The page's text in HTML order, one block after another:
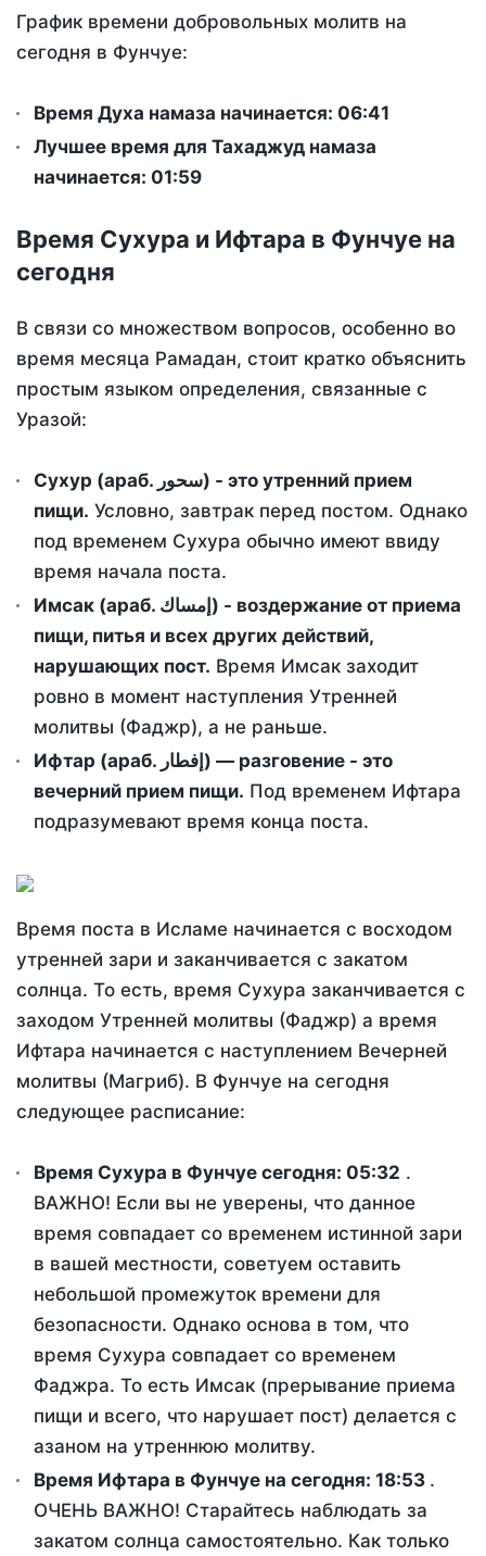
График времени добровольных молитв на
сегодня в Фунчуе:
Время Духа намаза начинается: 06:41
Лучшее время для Тахаджуд намаза
начинается: 01:59
Время Сухура и Ифтара в Фунчуе на
сегодня
В связи со множеством вопросов, особенно во
время месяца Рамадан, стоит кратко объяснить
простым языком определения, связанные с
Уразой:
Сухур (араб. سحور) - это утренний прием
пищи. Условно, завтрак перед постом. Однако
под временем Сухура обычно имеют ввиду
время начала поста.
Имсак (араб. إمساك) - воздержание от приема
пищи, питья и всех других действий,
нарушающих пост. Время Имсак заходит
ровно в момент наступления Утренней
молитвы (Фаджр), а не раньше.
Ифтар (араб. إفطار) — разговение - это
вечерний прием пищи. Под временем Ифтара
подразумевают время конца поста.
Время поста в Исламе начинается с восходом
утренней зари и заканчивается с закатом
солнца. То есть, время Сухура заканчивается с
заходом Утренней молитвы (Фаджр) а время
Ифтара начинается с наступлением Вечерней
молитвы (Магриб). В Фунчуе на сегодня
следующее расписание:
Время Сухура в Фунчуе сегодня: 05:32 .
ВАЖНО! Если вы не уверены, что данное
время совпадает со временем истинной зари
в вашей местности, советуем оставить
небольшой промежуток времени для
безопасности. Однако основа в том, что
время Сухура совпадает со временем
Фаджра. То есть Имсак (прерывание приема
пищи и всего, что нарушает пост) делается с
азаном на утреннюю молитву.
Время Ифтара в Фунчуе на сегодня: 18:53 .
ОЧЕНЬ ВАЖНО! Старайтесь наблюдать за
закатом солнца самостоятельно. Как только